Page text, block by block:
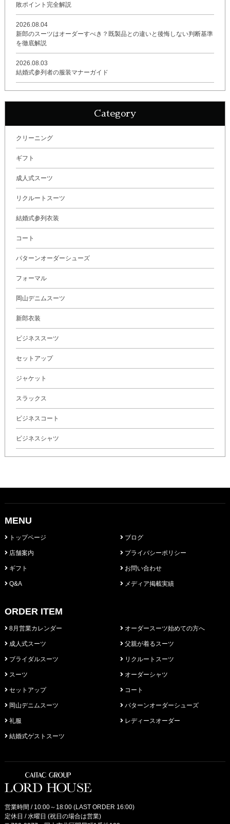
敗ポイント完全解説
2026.08.04
新郎のスーツはオーダーすべき？既製品との違いと後悔しない判断基準
を徹底解説
2026.08.03
結婚式参列者の服装マナーガイド
Category
クリーニング
ギフト
成人式スーツ
リクルートスーツ
結婚式参列衣装
コート
パターンオーダーシューズ
フォーマル
岡山デニムスーツ
新郎衣装
ビジネススーツ
セットアップ
ジャケット
スラックス
ビジネスコート
ビジネスシャツ
MENU
トップページ
店舗案内
ギフト
Q&A
ブログ
プライバシーポリシー
お問い合わせ
メディア掲載実績
ORDER ITEM
8月営業カレンダー
成人式スーツ
ブライダルスーツ
スーツ
セットアップ
岡山デニムスーツ
礼服
結婚式ゲストスーツ
オーダースーツ始めての方へ
父親が着るスーツ
リクルートスーツ
オーダーシャツ
コート
パターンオーダーシューズ
レディースオーダー
営業時間 / 10:00～18:00 (LAST ORDER 16:00)
定休日 / 水曜日 (祝日の場合は営業)